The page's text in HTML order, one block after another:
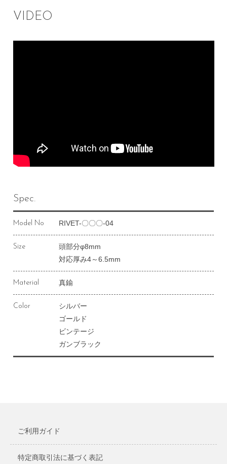
VIDEO
Spec.
Model No RIVET-〇〇〇-04
Size
頭部分φ8mm
対応厚み4～6.5mm
Material 真鍮
Color
シルバー
ゴールド
ビンテージ
ガンブラック
ご利用ガイド
特定商取引法に基づく表記